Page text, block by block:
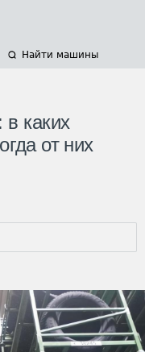
Найти машины
каких
от них